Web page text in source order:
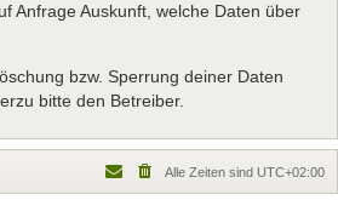
Anfrage Auskunft, welche Daten über
bzw. Sperrung deiner Daten
bitte den Betreiber.
Alle Zeiten sind UTC+02:00